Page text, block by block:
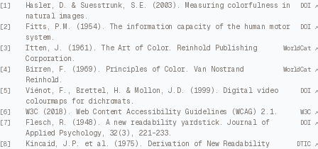
[1]
Hasler, D. & Suesstrunk, S.E. (2003). Measuring colorfulness in
natural images.
DOI ↗
[2]
Fitts, P.M. (1954). The information capacity of the human motor
system.
DOI ↗
[3]
Itten, J. (1961). The Art of Color. Reinhold Publishing
Corporation.
WorldCat ↗
[4]
Birren, F. (1969). Principles of Color. Van Nostrand
Reinhold.
WorldCat ↗
[5]
Viénot, F., Brettel, H. & Mollon, J.D. (1999). Digital video
colourmaps for dichromats.
DOI ↗
[6] W3C (2018). Web Content Accessibility Guidelines (WCAG) 2.1.
W3C ↗
[7]
Flesch, R. (1948). A new readability yardstick. Journal of
Applied Psychology, 32(3), 221–233.
DOI ↗
[8]
Kincaid, J.P. et al. (1975). Derivation of New Readability
DTIC ↗